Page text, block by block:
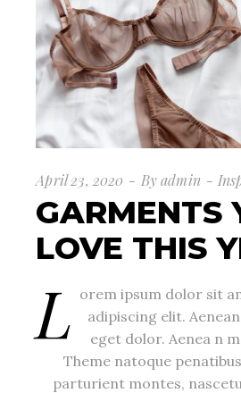
April 23, 2020 Byadmin
GARMENTS
LOVE THIS
L orem ipsum dolor sit
adipiscing elit.
eget dolor. Aenea n
Theme natoque
parturient montes,